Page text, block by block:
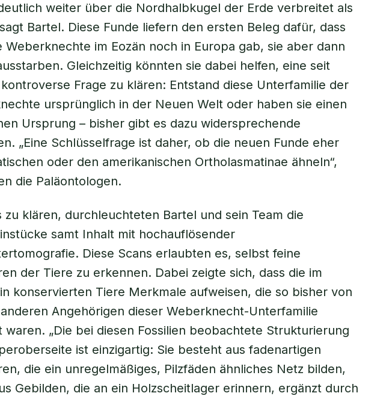
weiter über die Nordhalbkugel der Erde verbreitet als
Bartel. Diese Funde liefern den ersten Beleg dafür, dass
Weberknechte im Eozän noch in Europa gab, sie aber dann
Gleichzeitig könnten sie dabei helfen, eine seit
Frage zu klären: Entstand diese Unterfamilie der
ursprünglich in der Neuen Welt oder haben sie einen
Ursprung – bisher gibt es dazu widersprechende
„Eine Schlüsselfrage ist daher, ob die neuen Funde eher
oder den amerikanischen Ortholasmatinae ähneln“,
die Paläontologen.
zu klären, durchleuchteten Bartel und sein Team die
samt Inhalt mit hochauflösender
Diese Scans erlaubten es, selbst feine
der Tiere zu erkennen. Dabei zeigte sich, dass die im
konservierten Tiere Merkmale aufweisen, die so bisher von
Angehörigen dieser Weberknecht-Unterfamilie
waren. „Die bei diesen Fossilien beobachtete Strukturierung
ist einzigartig: Sie besteht aus fadenartigen
die ein unregelmäßiges, Pilzfäden ähnliches Netz bilden,
Gebilden, die an ein Holzscheitlager erinnern, ergänzt durch